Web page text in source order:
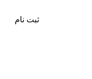
ثبت نام